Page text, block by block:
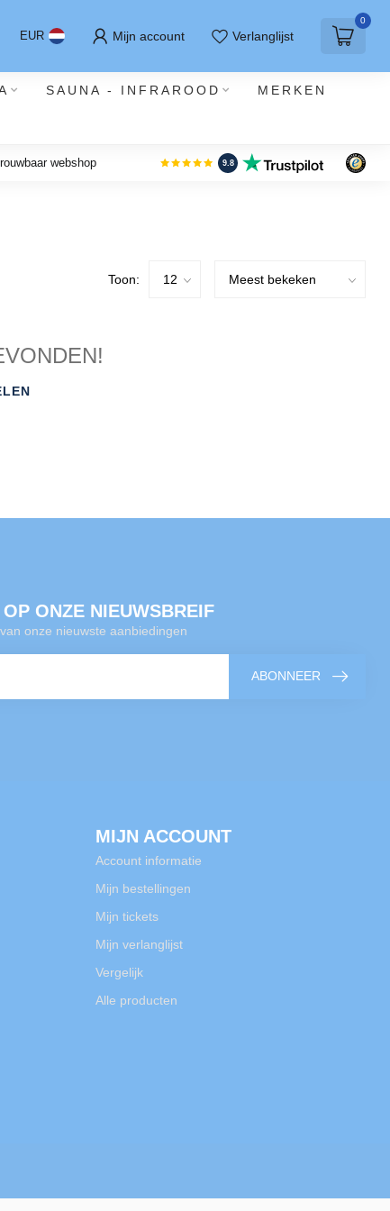
EUR Mijn account Verlanglijst
0
SAUNA - INFRAROOD MERKEN
webshop 9.8
Toon:
ONZE NIEUWSBREIF
onze nieuwste aanbiedingen
ABONNEER
MIJN ACCOUNT
Account informatie
Mijn bestellingen
Mijn tickets
Mijn verlanglijst
Vergelijk
Alle producten